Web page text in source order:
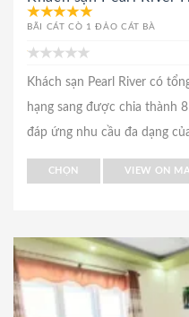
BÃI CÁT CÒ 1 ĐẢO CÁT BÀ
Khách sạn Pearl River có
hạng sang được chia thành
đáp ứng nhu cầu đa dạng
CHỌN VIEW ON